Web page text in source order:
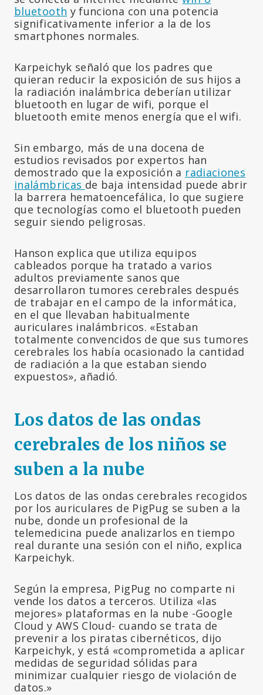
bluetooth y funciona con una potencia
significativamente inferior a la de los
smartphones normales.
Karpeichyk señaló que los padres que
quieran reducir la exposición de sus hijos a
la radiación inalámbrica deberían utilizar
bluetooth en lugar de wifi, porque el
bluetooth emite menos energía que el wifi.
Sin embargo, más de una docena de
estudios revisados por expertos han
demostrado que la exposición a radiaciones
inalámbricas de baja intensidad puede abrir
la barrera hematoencefálica, lo que sugiere
que tecnologías como el bluetooth pueden
seguir siendo peligrosas.
Hanson explica que utiliza equipos
cableados porque ha tratado a varios
adultos previamente sanos que
desarrollaron tumores cerebrales después
de trabajar en el campo de la informática,
en el que llevaban habitualmente
auriculares inalámbricos. «Estaban
totalmente convencidos de que sus tumores
cerebrales los había ocasionado la cantidad
de radiación a la que estaban siendo
expuestos», añadió.
Los datos de las ondas
cerebrales de los niños se
suben a la nube
Los datos de las ondas cerebrales recogidos
por los auriculares de PigPug se suben a la
nube, donde un profesional de la
telemedicina puede analizarlos en tiempo
real durante una sesión con el niño, explica
Karpeichyk.
Según la empresa, PigPug no comparte ni
vende los datos a terceros. Utiliza «las
mejores» plataformas en la nube -Google
Cloud y AWS Cloud- cuando se trata de
prevenir a los piratas cibernéticos, dijo
Karpeichyk, y está «comprometida a aplicar
medidas de seguridad sólidas para
minimizar cualquier riesgo de violación de
datos.»